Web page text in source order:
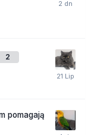
2
pomagają